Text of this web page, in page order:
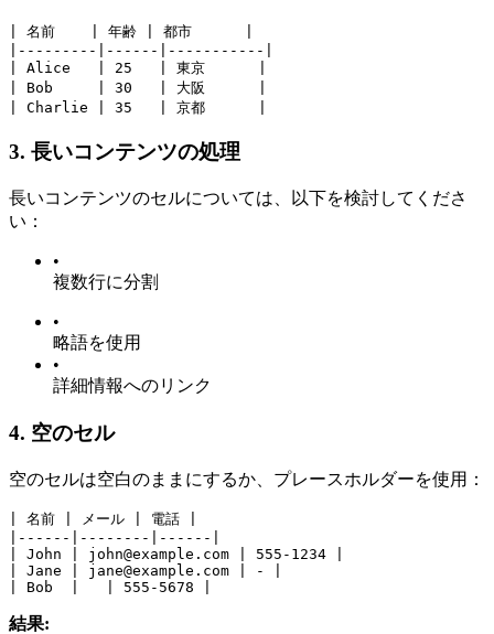
| 名前    | 年齢 | 都市      |
|---------|------|-----------|
| Alice   | 25   | 東京      |
| Bob     | 30   | 大阪      |
| Charlie | 35   | 京都      |
3. 長いコンテンツの処理
長いコンテンツのセルについては、以下を検討してくださ
い：
•
複数行に分割
•
略語を使用
•
詳細情報へのリンク
4. 空のセル
空のセルは空白のままにするか、プレースホルダーを使用：
| 名前 | メール | 電話 |
|------|--------|------|
| John | john@example.com | 555-1234 |
| Jane | jane@example.com | - |
| Bob  |   | 555-5678 |
結果: